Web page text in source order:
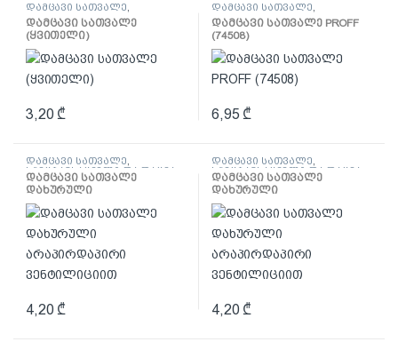
დამცავი სათვალე
სპეცტანსაცმელი და დაცვა
დამცავი სათვალე
(ყვითელი)
3,20₾
დამცავი სათვალე
სპეცტანსაცმელი და დაცვა
დამცავი სათვალე PROFF
(74508)
6,95₾
დამცავი სათვალე,
სპეცტანსაცმელი და დაცვა
დამცავი სათვალე
დახურული
არაპირდაპირი
ვენტილიციით
4,20 ₾
დამცავი სათვალე,
სპეცტანსაცმელი და დაცვა
დამცავი სათვალე
დახურული
არაპირდაპირი
ვენტილიციით
4,20 ₾